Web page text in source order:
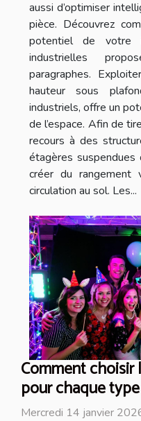
aussi d’optimiser
pièce. Découvrez
potentiel de votre
industrielles
paragraphes.
hauteur sous
industriels, offre un
de l’espace. Afin de
recours à des
étagères
créer du rangement
circulation au sol. Les...
Comment
pour chaque
Mercredi 14 janvier